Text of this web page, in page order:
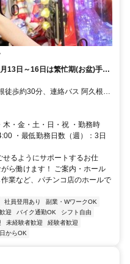
13日～16日は繁忙期(お盆)手当
で稼いじゃおう♪ ※勤務条件
パチンコ店ホールスタッフ ★
・大学生)歓迎！時短勤務も可
徒歩約30分、連絡バス 阿久根徒
歩約42分
・金・土・日・祝 ・勤務時
・最低勤務日数（週）：3日
るようにサポートするお仕
ら働けます！ ご案内・ホール
業など、パチンコ店のホールで
社員登用あり
副業・WワークOK
迎 バイク通勤OK
シフト自由
未経験者歓迎
経験者歓迎
からOK